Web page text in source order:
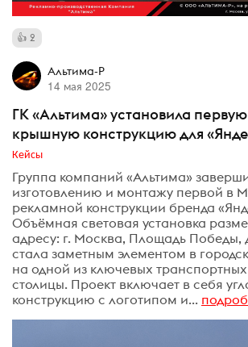
2
Альтима-Р
14 мая 2025
ГК «Альтима» установила
крышную конструкцию для
Кейсы
Группа компаний «Альтима»
изготовлению и монтажу первой в
рекламной конструкции бренда
Объёмная световая установка
адресу: г. Москва, Площадь Победы,
стала заметным элементом в
на одной из ключевых
столицы. Проект включает в себя
конструкцию с логотипом и...